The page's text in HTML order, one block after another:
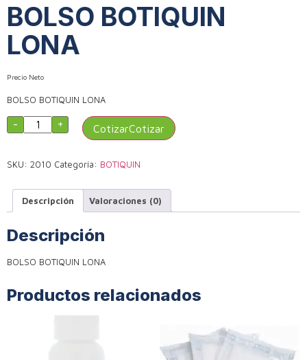
BOLSO BOTIQUIN
LONA
Precio Neto
BOLSO BOTIQUIN LONA
- + Cotizar
SKU: 2010 Categoría: BOTIQUIN
Descripción Valoraciones (0)
Descripción
BOLSO BOTIQUIN LONA
Productos relacionados